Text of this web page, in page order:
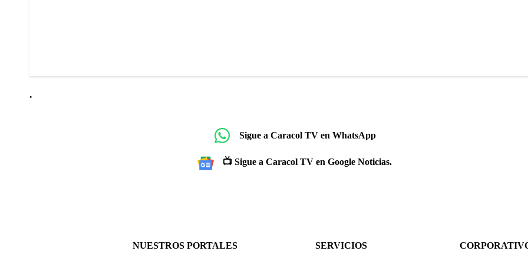
.
Sigue a Caracol TV en WhatsApp
📺 Sigue a Caracol TV en Google Noticias.
NUESTROS PORTALES SERVICIOS